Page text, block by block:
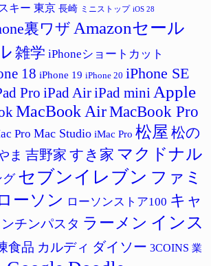
キー 東京 長崎 ミニストップ iOS 28
裏ワザ Amazonセール
雑学 iPhoneショートカット
18 iPhone 19 iPhone 20 iPhone SE
Pro iPad AiriPad mini Apple
MacBook AirMacBook Pro
Pro Mac Studio iMac Pro 松屋 松の
ま 吉野家 すき家 マクドナル
グ セブンイレブン ファミ
ーソン ローソンストア100 キャ
ンチンパスタ ラーメン インス
食品 カルディ ダイソー 3COINS 業